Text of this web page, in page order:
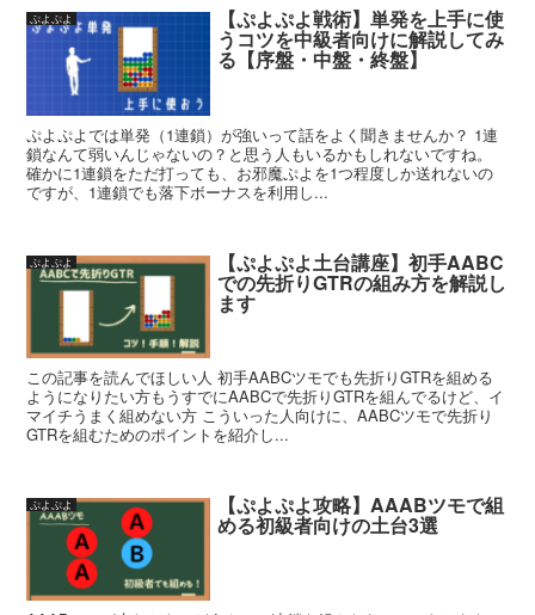
ぷよぷよ 【ぷよぷよ戦術】単発を上手に使
うコツを中級者向けに解説してみ
る【序盤・中盤・終盤】
ぷよぷよでは単発（1連鎖）が強いって話をよく聞きませんか？ 1連
鎖なんて弱いんじゃないの？と思う人もいるかもしれないですね。
確かに1連鎖をただ打っても、お邪魔ぷよを1つ程度しか送れないの
ですが、1連鎖でも落下ボーナスを利用し...
ぷよぷよ 【ぷよぷよ土台講座】初手AABC
での先折りGTRの組み方を解説し
ます
この記事を読んでほしい人 初手AABCツモでも先折りGTRを組める
ようになりたい方もうすでにAABCで先折りGTRを組んでるけど、イ
マイチうまく組めない方 こういった人向けに、AABCツモで先折り
GTRを組むためのポイントを紹介し...
ぷよぷよ 【ぷよぷよ攻略】AAABツモで組
める初級者向けの土台3選